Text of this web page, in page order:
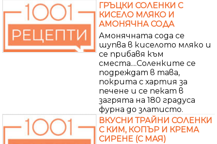
ГРЪЦКИ СОЛЕНКИ С
КИСЕЛО МЛЯКО И
АМОНЯЧНА СОДА
Амонячната сода се
шупва в киселото мляко и
се прибавя към
сместа....Соленките се
подреждат в тава,
покрита с хартия за
печене и се пекат в
загрята на 180 градуса
фурна до златисто.
ВКУСНИ ТРАЙНИ СОЛЕНКИ
С КИМ, КОПЪР И КРЕМА
СИРЕНЕ (С МАЯ)